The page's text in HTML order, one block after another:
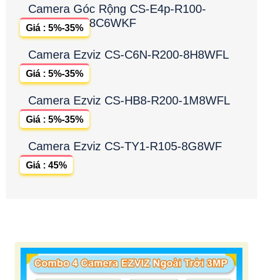
Camera Góc Rộng CS-E4p-R100-
8C6WKF
Giá : 5%-35%
Camera Ezviz CS-C6N-R200-8H8WFL
Giá : 5%-35%
Camera Ezviz CS-HB8-R200-1M8WFL
Giá : 5%-35%
Camera Ezviz CS-TY1-R105-8G8WF
Giá : 45%